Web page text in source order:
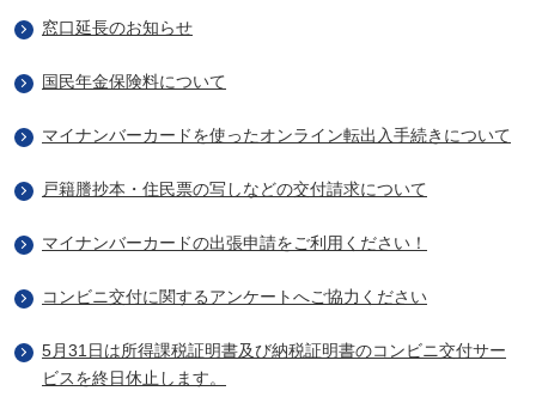
窓口延長のお知らせ
国民年金保険料について
マイナンバーカードを使ったオンライン転出入手続きについて
戸籍謄抄本・住民票の写しなどの交付請求について
マイナンバーカードの出張申請をご利用ください！
コンビニ交付に関するアンケートへご協力ください
5月31日は所得課税証明書及び納税証明書のコンビニ交付サー
ビスを終日休止します。